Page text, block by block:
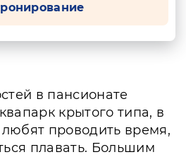
в пансионате
крытого типа, в
проводить время,
плавать. Большим